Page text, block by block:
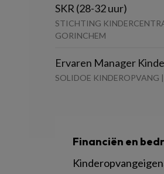
SKR (28-32 uur)
STICHTING
GORINCHEM
Ervaren Manager
SOLIDOE KINDEROPVANG
Financiën en